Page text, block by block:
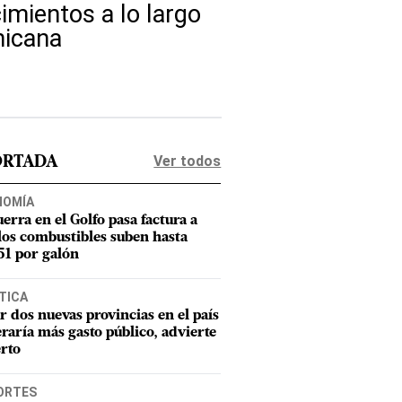
a lo largo
Ver todos
en el Golfo pasa factura a
combustibles suben hasta
por galón
dos nuevas provincias en el país
más gasto público, advierte